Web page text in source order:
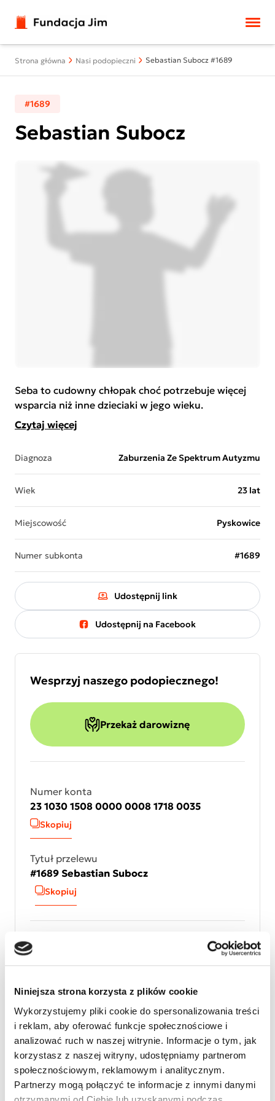
Niniejsza strona korzysta z plików cookie
Wykorzystujemy pliki cookie do spersonalizowania treści
i reklam, aby oferować funkcje społecznościowe i
analizować ruch w naszej witrynie. Informacje o tym, jak
korzystasz z naszej witryny, udostępniamy partnerom
społecznościowym, reklamowym i analitycznym.
Partnerzy mogą połączyć te informacje z innymi danymi
Strona główna Nasi podopieczni Sebastian Subocz #1689
#1689
Sebastian Subocz
Seba to cudowny chłopak choć potrzebuje więcej
wsparcia niż inne dzieciaki w jego wieku.
Czytaj więcej
Diagnoza Zaburzenia Ze Spektrum Autyzmu
Wiek 23 lat
Miejscowość Pyskowice
Numer subkonta #1689
Udostępnij link
Udostępnij na Facebook
Wesprzyj naszego podopiecznego!
Przekaż darowiznę
Numer konta
23 1030 1508 0000 0008 1718 0035
Skopiuj
Tytuł przelewu
#1689 Sebastian Subocz
Skopiuj
#1689 Sebastian Subocz
Skopiuj
Numer KRS
KRS 0000127075
Skopiuj numer KRS